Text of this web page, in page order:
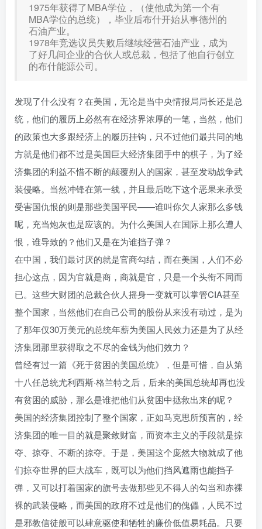
1975年获得了MBA学位，（使他成为第一个有
MBA学位的总统），毕业后布什开始从事德州的
石油产业。
1978年竞选议员失败后继续经营石油产业，成为
了好几间企业的合伙人或总裁，包括了他自行创立
的布什能源公司。
发现了什么没有？在美国，无论是当中央情报局局长还是总
统，他们的履历上必然有在经济界浓厚的一笔，当然，他们
的政策也大多跟经济上的履历挂钩，只不过他们最共同的地
方就是他们都不过是美国巨大经济集团手中的棋子，为了经
济集团的利益不惜不断的颠覆别人的国家，甚至发动战争武
装侵略。当然冲锋在第一线，并且最后吃下这个恶果来承受
受害国仇恨的则是那些美国平民——谁叫你欠人家那么多钱
呢，充当炮灰也是应该的。为什么美国人在国际上那么遭人
恨，谁导致的？他们又是在为谁挡子弹？
在中国，我们最讨厌的就是官商勾结，而在美国，人们不必
担心这点，因为官就是商，商就是官，只是一个头衔不同而
已。这些大财团的总裁合伙人摇身一变就可以掌管CIA甚至
整个国家，当然他们在自己公司的股份从来没有动过，是为
了那年仅30万美元的总统年薪为美国人民效力还是为了从经
济集团那里获得取之不尽的金钱为他们效力？
曾经有过一篇《死于贫困的美国总统》，但是可惜，自从第
十八任总统尤利西斯·格兰特之后，后来的美国总统却再也没
有贫困的威胁，那么是谁把他们从贫困中拯救出来的呢？
美国的经济集团控制了整个国家，正如马克思所预言的，经
济集团的唯一目的就是聚敛财富，而资本主义的手段就是掠
夺、掠夺、不断的掠夺。于是，美国这个庞然大物就成了他
们掠夺世界的巨大战车，既可以为他们挡风遮雨也能挡子
弹，又可以打着国家的旗号去做那些见不得人的勾当和赤裸
裸的武装侵略，而美国的政府不过是他们的傀儡，人民不过
是邪教信徒般可以肆意驱使和牺牲的廉价低值易耗品。只要